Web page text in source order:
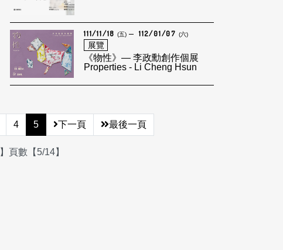
111/11/18 (五) 112/01/07 (六)
展覽
《物性》— 李政勳創作個展
Properties - Li Cheng Hsun
4 5 下一頁 最後一頁
頁數【5/14】